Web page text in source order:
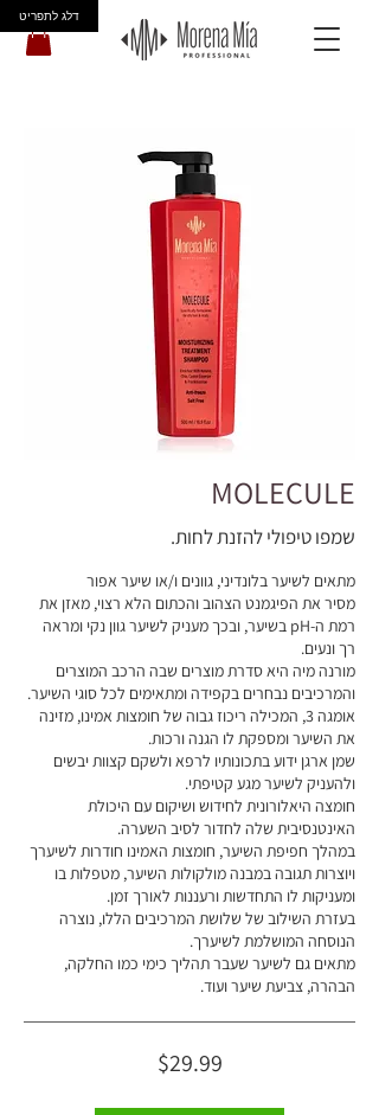
דלג לתפריט
MOLECULE
שמפו טיפולי להזנת לחות.
מתאים לשיער בלונדיני, גוונים ו/או שיער אפור
מסיר את הפיגמנט הצהוב והכתום הלא רצוי, מאזן את
רמת ה-pH בשיער, ובכך מעניק לשיער גוון נקי ומראה
רך ונעים.
מורנה מיה היא סדרת מוצרים שבה הרכב המוצרים
והמרכיבים נבחרים בקפידה ומתאימים לכל סוגי השיער.
אומגה 3, המכילה ריכוז גבוה של חומצות אמינו, מזינה
את השיער ומספקת לו הגנה ורכות.
שמן ארגן ידוע בתכונותיו לרפא ולשקם קצוות יבשים
ולהעניק לשיער מגע קטיפתי.
חומצה היאלורונית לחידוש ושיקום עם היכולת
האינטנסיבית שלה לחדור לסיב השערה.
במהלך חפיפת השיער, חומצות האמינו חודרות לשיערך
ויוצרות תגובה במבנה מולקולות השיער, מטפלות בו
ומעניקות לו התחדשות ורעננות לאורך זמן.
בעזרת השילוב של שלושת המרכיבים הללו, נוצרה
הנוסחה המושלמת לשיערך.
מתאים גם לשיער שעבר תהליך כימי כמו החלקה,
הבהרה, צביעת שיער ועוד.
$29.99